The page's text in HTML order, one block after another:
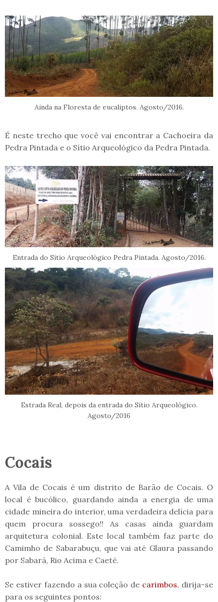
Ainda na Floresta de eucaliptos. Agosto/2016.
É neste trecho que você vai encontrar a Cachoeira da
Pedra Pintada e o Sítio Arqueológico da Pedra Pintada.
Entrada do Sítio Arqueológico Pedra Pintada. Agosto/2016.
Estrada Real, depois da entrada do Sítio Arqueológico.
Agosto/2016
Cocais
A Vila de Cocais é um distrito de Barão de Cocais. O
local é bucólico, guardando ainda a energia de uma
cidade mineira do interior, uma verdadeira delícia para
quem procura sossego!! As casas ainda guardam
arquitetura colonial. Este local também faz parte do
Camimho de Sabarabuçu, que vai até Glaura passando
por Sabará, Rio Acima e Caeté.
Se estiver fazendo a sua coleção de carimbos, dirija-se
para os seguintes pontos: